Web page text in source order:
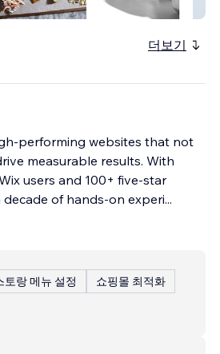
더보기
performing websites that not
measurable results. With
users and 100+ five-star
decade of hands-on experi...
토랑 메뉴 설정
쇼핑몰 최적화